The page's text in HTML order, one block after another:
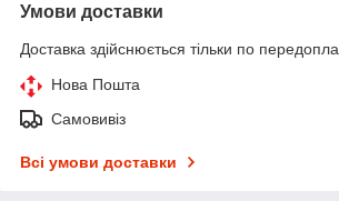
Умови доставки
Доставка здійснюється тільки по
Нова Пошта
Самовивіз
Всі умови доставки